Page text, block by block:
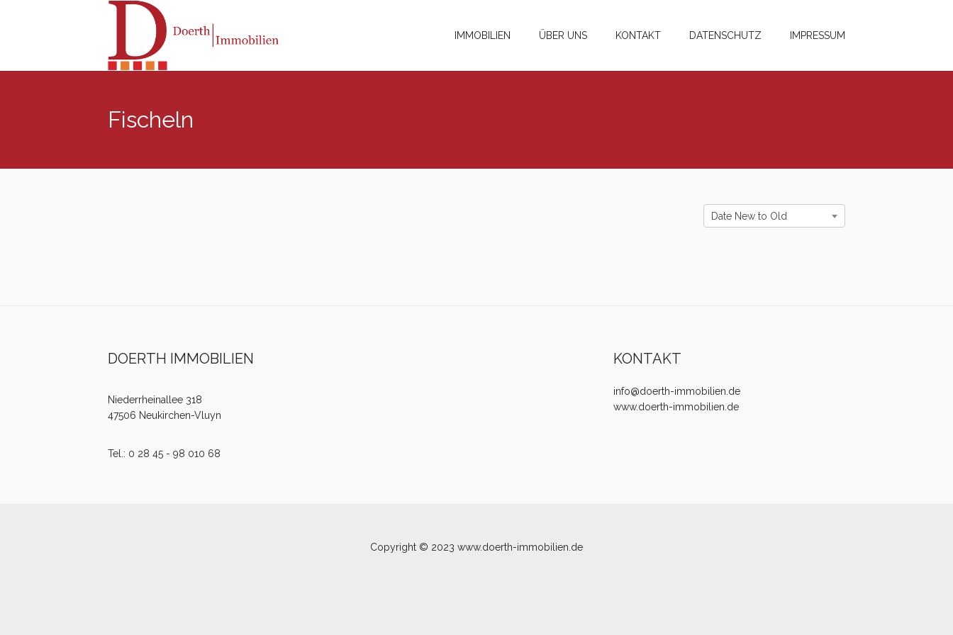
IMMOBILIEN ÜBER UNS KONTAKT DATENSCHUTZ IMPRESSUM
Fischeln
Date New to Old
DOERTH IMMOBILIEN
Niederrheinallee 318
47506 Neukirchen-Vluyn
Tel.: 0 28 45 - 98 010 68
KONTAKT
info@doerth-immobilien.de
www.doerth-immobilien.de
Copyright © 2023 www.doerth-immobilien.de